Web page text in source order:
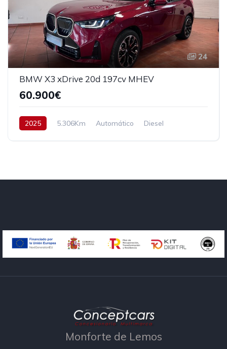
24
BMW X3 xDrive 20d 197cv MHEV
60.900€
2025 5.306Km Automático
Diesel
Monforte de Lemos